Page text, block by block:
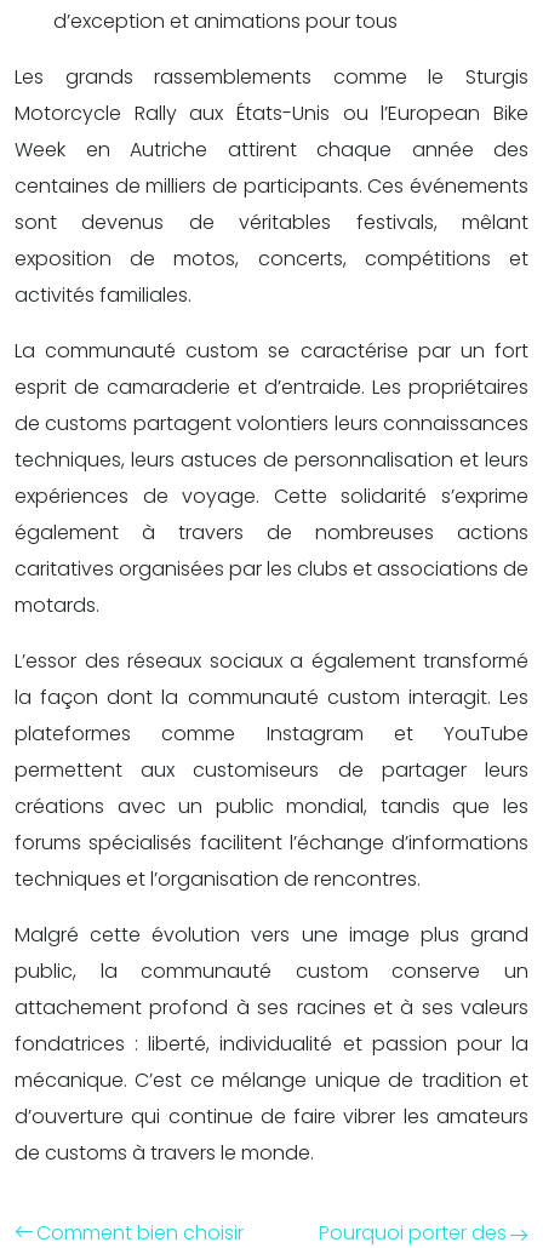
d’exception et animations pour tous
Les grands rassemblements comme le Sturgis
Motorcycle Rally aux États-Unis ou l’European Bike
Week en Autriche attirent chaque année des
centaines de milliers de participants. Ces événements
sont devenus de véritables festivals, mêlant
exposition de motos, concerts, compétitions et
activités familiales.
La communauté custom se caractérise par un fort
esprit de camaraderie et d’entraide. Les propriétaires
de customs partagent volontiers leurs connaissances
techniques, leurs astuces de personnalisation et leurs
expériences de voyage. Cette solidarité s’exprime
également à travers de nombreuses actions
caritatives organisées par les clubs et associations de
motards.
L’essor des réseaux sociaux a également transformé
la façon dont la communauté custom interagit. Les
plateformes comme Instagram et YouTube
permettent aux customiseurs de partager leurs
créations avec un public mondial, tandis que les
forums spécialisés facilitent l’échange d’informations
techniques et l’organisation de rencontres.
Malgré cette évolution vers une image plus grand
public, la communauté custom conserve un
attachement profond à ses racines et à ses valeurs
fondatrices : liberté, individualité et passion pour la
mécanique. C’est ce mélange unique de tradition et
d’ouverture qui continue de faire vibrer les amateurs
de customs à travers le monde.
Comment bien choisir
Pourquoi porter des